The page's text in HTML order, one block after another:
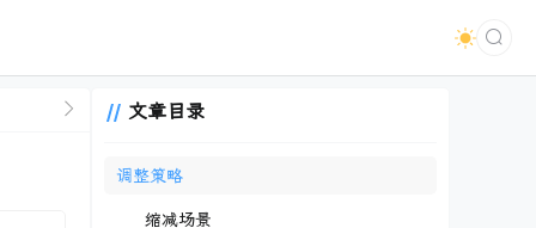
文章目录
调整策略
缩减场景